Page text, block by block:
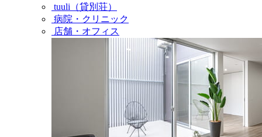
tuuli（貸別荘）
病院・クリニック
店舗・オフィス